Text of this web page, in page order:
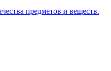
предметов и веществ.